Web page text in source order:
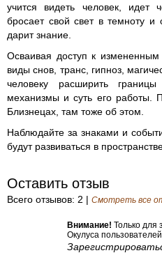
учится видеть человек, идет
бросает свой свет в темноту и
дарит знание.
Осваивая доступ к
виды снов, транс, гипноз,
человеку расширить
механизмы и суть его работы.
Близнецах, там тоже об этом.
Наблюдайте за знаками и
будут развиваться в
Оставить отзыв
Всего отзывов: 2 | Смотреть все
Внимание! Только для
Окулуса